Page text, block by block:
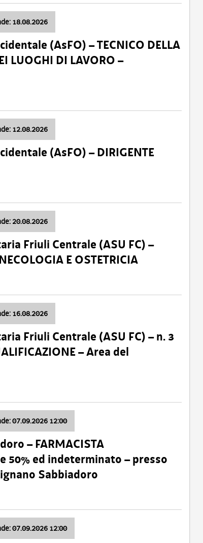
18.08.2026
(AsFO) – TECNICO DELLA
LUOGHI DI LAVORO –
12.08.2026
(AsFO) – DIRIGENTE
20.08.2026
Friuli Centrale (ASU FC) –
E OSTETRICIA
16.08.2026
Friuli Centrale (ASU FC) – n. 3
– Area del
07.09.2026 12:00
– FARMACISTA
50% ed indeterminato – presso
Sabbiadoro
07.09.2026 12:00